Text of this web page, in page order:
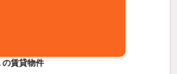
の賃貸物件